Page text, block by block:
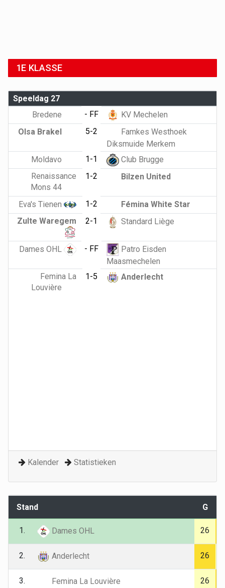
1E KLASSE
Speeldag 27
Bredene
- FF
KV Mechelen
Olsa Brakel
5-2
Famkes Westhoek
Diksmuide Merkem
Moldavo
1-1
Club Brugge
Renaissance
Mons 44
1-2 Bilzen United
Eva's Tienen 1-2
Fémina White Star
Zulte Waregem
2-1 Standard Liège
Dames OHL - FF
Patro Eisden
Maasmechelen
Femina La
Louvière
1-5 Anderlecht
Kalender Statistieken
Stand G
1. Dames OHL 26
2. Anderlecht 26
3. Femina La Louvière 26